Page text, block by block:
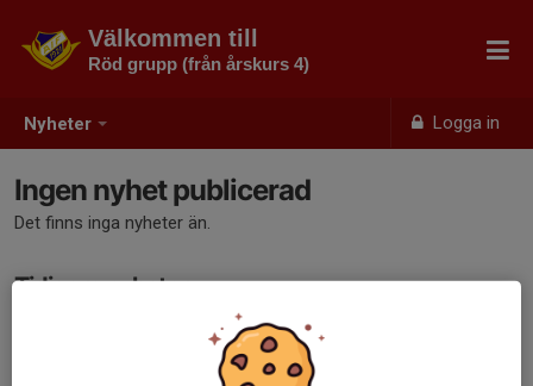
Nyheter Logga in
Välkommen till
Röd grupp (från årskurs 4)
Ingen nyhet publicerad
Det finns inga nyheter än.
Tidigare nyheter
Det finns inga tidigare nyheter